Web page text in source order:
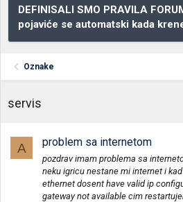
DEFINISALI SMO PRAVILA
pojaviće se automatski kada
Oznake
servis
A problem sa internetom
pozdrav imam problema sa
neku igricu nestane mi internet i
ethernet dosent have valid ip
gateway not available cim